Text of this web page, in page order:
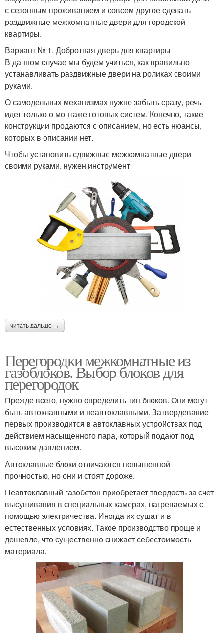
с сезонным проживанием и совсем другое сделать
раздвижные межкомнатные двери для городской
квартиры.
Вариант № 1. Добротная дверь для квартиры
В данном случае мы будем учиться, как правильно
устанавливать раздвижные двери на роликах своими
руками.
О самодельных механизмах нужно забыть сразу, речь
идет только о монтаже готовых систем. Конечно, такие
конструкции продаются с описанием, но есть нюансы,
которых в описании нет.
Чтобы установить сдвижные межкомнатные двери
своими руками, нужен инструмент:
читать дальше →
Перегородки межкомнатные из
газоблоков. Выбор блоков для
перегородок
Прежде всего, нужно определить тип блоков. Они могут
быть автоклавными и неавтоклавными. Затвердевание
первых производится в автоклавных устройствах под
действием насыщенного пара, который подают под
высоким давлением.
Автоклавные блоки отличаются повышенной
прочностью, но они и стоят дороже.
Неавтоклавный газобетон приобретает твердость за счет
высушивания в специальных камерах, нагреваемых с
помощью электричества. Иногда их сушат и в
естественных условиях. Такое производство проще и
дешевле, что существенно снижает себестоимость
материала.